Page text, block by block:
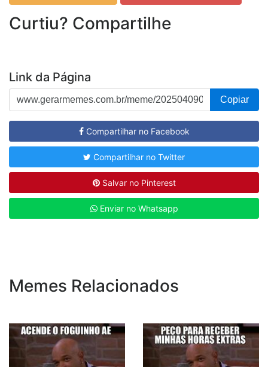
Curtiu? Compartilhe
Link da Página
Copiar
Compartilhar no Facebook
Compartilhar no Twitter
Salvar no Pinterest
Enviar no Whatsapp
Memes Relacionados